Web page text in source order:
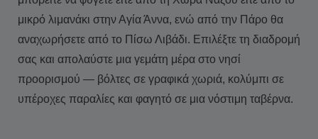
μικρό λιμανάκι στην Αγία Άννα, ενώ από την Πάρο θα
αναχωρήσετε από το Πίσω Λιβάδι. Επιλέξτε τη διαδρομή
σας και απολαύστε μια γεμάτη μέρα στο νησί
προορισμού — βόλτες σε γραφικά χωριά, κολύμπι σε
υπέροχες παραλίες και φαγητό σε μια νόστιμη ταβέρνα.